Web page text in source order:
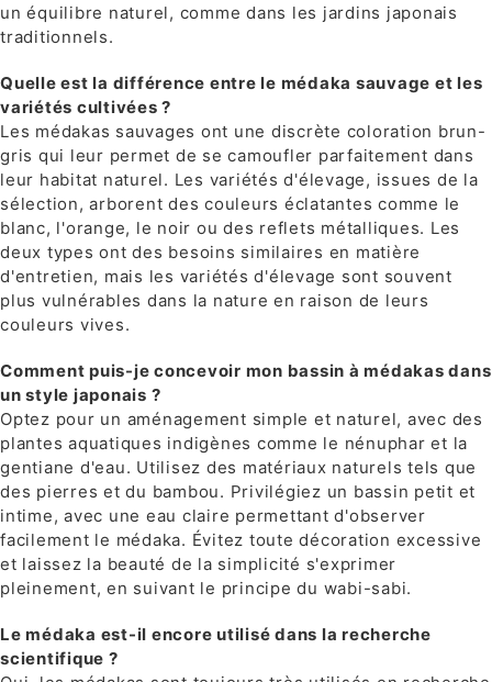
un équilibre naturel, comme dans les jardins japonais
traditionnels.
Quelle est la différence entre le médaka sauvage et les
variétés cultivées ?
Les médakas sauvages ont une discrète coloration brun-
gris qui leur permet de se camoufler parfaitement dans
leur habitat naturel. Les variétés d'élevage, issues de la
sélection, arborent des couleurs éclatantes comme le
blanc, l'orange, le noir ou des reflets métalliques. Les
deux types ont des besoins similaires en matière
d'entretien, mais les variétés d'élevage sont souvent
plus vulnérables dans la nature en raison de leurs
couleurs vives.
Comment puis-je concevoir mon bassin à médakas dans
un style japonais ?
Optez pour un aménagement simple et naturel, avec des
plantes aquatiques indigènes comme le nénuphar et la
gentiane d'eau. Utilisez des matériaux naturels tels que
des pierres et du bambou. Privilégiez un bassin petit et
intime, avec une eau claire permettant d'observer
facilement le médaka. Évitez toute décoration excessive
et laissez la beauté de la simplicité s'exprimer
pleinement, en suivant le principe du wabi-sabi.
Le médaka est-il encore utilisé dans la recherche
scientifique ?